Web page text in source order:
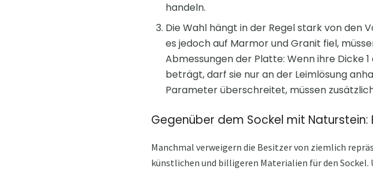
handeln.
Die Wahl hängt in der Regel stark von den
es jedoch auf Marmor und Granit fiel,
Abmessungen der Platte: Wenn ihre Dicke
beträgt, darf sie nur an der Leimlösung
Parameter überschreitet, müssen
Gegenüber dem Sockel mit Naturstein:
Manchmal verweigern die Besitzer von ziemlich
künstlichen und billigeren Materialien für den